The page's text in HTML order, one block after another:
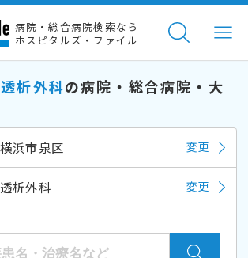
病院・総合病院検索なら
ホスピタルズ・ファイル
析外科の病院・総合病院・大
横浜市泉区 変更
透析外科 変更